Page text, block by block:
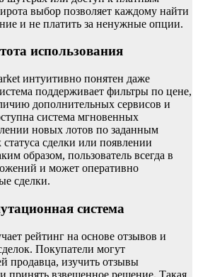
выбор позволяет каждому найти
и не платить за ненужные опции.
использования
интуитивно понятен даже
поддерживает фильтры по цене,
дополнительных сервисов и
система мгновенных
новых лотов по заданным
сделки или появлении
образом, пользователь всегда в
и может оперативно
сделки.
система
рейтинг на основе отзывов и
Покупатели могут
продавца, изучить отзывы
принять взвешенное решение. Такая